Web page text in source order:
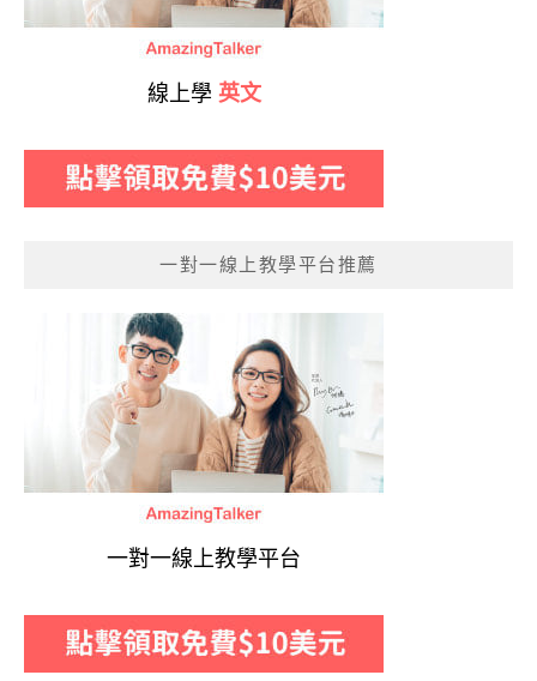
線上學 英文
一對一線上教學平台推薦
一對一線上教學平台